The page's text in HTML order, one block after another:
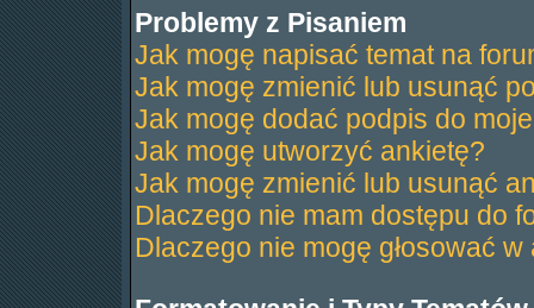
Problemy z Pisaniem
Jak mogę napisać temat na
Jak mogę zmienić lub usunąć
Jak mogę dodać podpis do
Jak mogę utworzyć ankietę?
Jak mogę zmienić lub usunąć
Dlaczego nie mam dostępu do
Dlaczego nie mogę głosować